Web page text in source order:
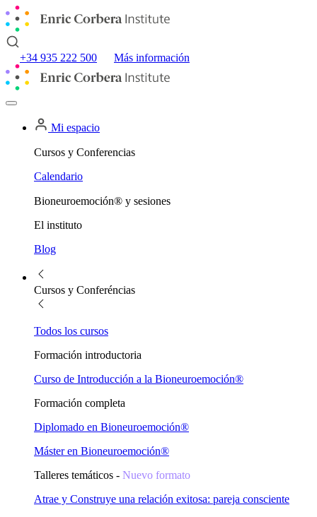
+34 935 222 500 Más información
Mi espacio
Cursos y Conferencias
Calendario
Bioneuroemoción® y sesiones
El instituto
Blog
Cursos y Conferéncias
Todos los cursos
Formación introductoria
Curso de Introducción a la Bioneuroemoción®
Formación completa
Diplomado en Bioneuroemoción®
Máster en Bioneuroemoción®
Talleres temáticos - Nuevo formato
Atrae y Construye una relación exitosa: pareja consciente